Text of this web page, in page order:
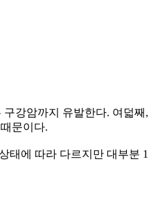
강암까지 유발한다. 여덟
문이다.
에 따라 다르지만 대부